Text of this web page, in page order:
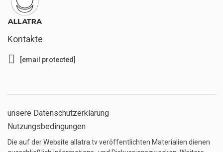
Kontakte
[email protected]
unsere Datenschutzerklärung
Nutzungsbedingungen
Die auf der Website allatra.tv veröffentlichten Materialien dienen